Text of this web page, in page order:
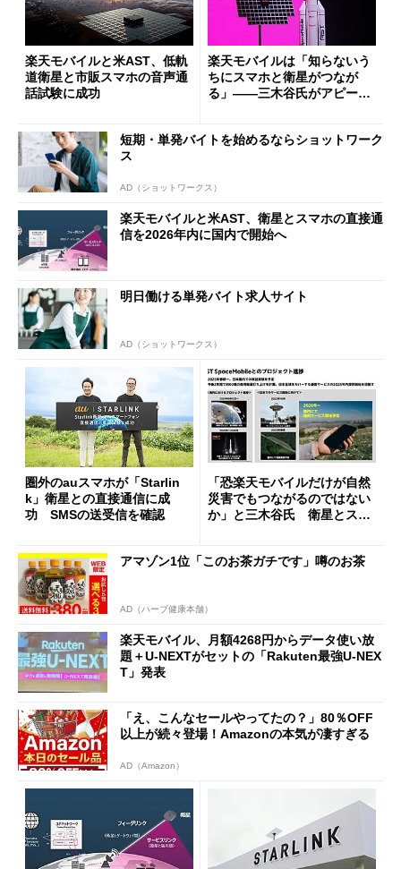
楽天モバイルと米AST、低軌
道衛星と市販スマホの音声通
話試験に成功
楽天モバイルは「知らないう
ちにスマホと衛星がつなが
る」――三木谷氏がアピー
短期・単発バイトを始めるならショットワーク
ス
AD（ショットワークス）
楽天モバイルと米AST、衛星とスマホの直接通
信を2026年内に国内で開始へ
明日働ける単発バイト求人サイト
AD（ショットワークス）
圏外のauスマホが「Starlin
k」衛星との直接通信に成
功 SMSの送受信を確認
「恐楽天モバイルだけが自然
災害でもつながるのではない
か」と三木谷氏 衛星とスマ
アマゾン1位「このお茶ガチです」噂のお茶
AD（ハーブ健康本舗）
楽天モバイル、月額4268円からデータ使い放
題＋U-NEXTがセットの「Rakuten最強U-NEX
T」発表
「え、こんなセールやってたの？」80％OFF
以上が続々登場！Amazonの本気が凄すぎる
AD（Amazon）